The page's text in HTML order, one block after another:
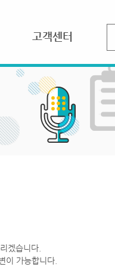
고객센터
겠습니다.
이 가능합니다.